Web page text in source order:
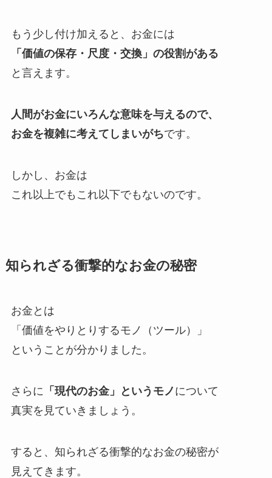
もう少し付け加えると、お金には
「価値の保存・尺度・交換」の役割がある
と言えます。
人間がお金にいろんな意味を与えるので、
お金を複雑に考えてしまいがちです。
しかし、 お金は
これ以上でもこれ以下でもないのです。
知られざる衝撃的なお金の秘密
お金とは
「価値をやりとりするモノ（ツール）」
ということが分かりました。
さらに 「現代のお金」というモノ について
真実を見ていきましょう。
すると、 知られざる衝撃的なお金の秘密が
見えてきます。